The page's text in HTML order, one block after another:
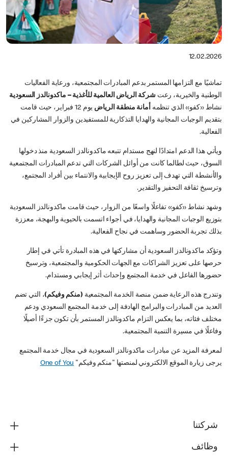
12.02.2026
تماشيًا مع التزامها المستمر بدعم المبادرات المجتمعية، ورعاية الفعاليات
الوطنية والخيرية، رعتشركة الرياض العالمية للأغذية – ماكدونالدز السعودية
نشاط «كفو» الذي تنظمه
أمانة منطقة الرياض
يوم 12 فبراير، حيث قامت
بتقديم الوجبات المجانية والهدايا التذكارية للمستفيدين والزوار المشاركين في
الفعالية.
ويأتي هذا الدعم امتدادًا لنهج مستدام تتبعه ماكدونالدز السعودية منذ دخولها
السوق، حيث لطالما كانت من أوائل الشركات التي تدعم المبادرات المجتمعية
والأنشطة التي تهدف إلى تعزيز روح الإيجابية والانتماء بين أفراد المجتمع،
وترسيخ ثقافة التحفيز والتقدير.
وشهد نشاط «كفو» تفاعلًا واسعًا من الزوار، حيث قامت ماكدونالدز السعودية
بتوزيع الوجبات المجانية والهدايا، في أجواء اتسمت بالحيوية والبهجة، معززة
بذلك تجربة الحضور وساهمت في نجاح الفعالية.
وتؤكد ماكدونالدز السعودية أن مشاركتها في هذه المبادرة تأتي في إطار
حرصها على تعزيز الشراكات مع الجهات الحكومية والمجتمعية، وترسيخ
حضورها الفاعل في خدمة المجتمع وإحداث أثر إيجابي ومستدام.
وتندرج هذه الرعاية ضمن منصة الخدمة المجتمعية (منكم وفيكم)، التي تضم
العديد من المبادرات والبرامج الهادفة إلى خدمة المجتمع السعودي ودعم
مختلف فئاته، بما يعكس التزام ماكدونالدز المستمر بأن تكون جزءًا أصيلًا
وفاعلًا في مسيرة التنمية المجتمعية.
لمعرفة المزيد عن مبادرات ماكدونالدز السعودية في مجال خدمة المجتمع
يرجى زيارة الموقع الالكتروني لمنصتها "منكم وفيكم" One of You
شركتنا
وظائف